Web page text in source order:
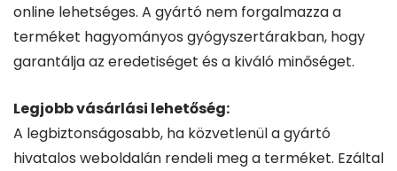
online lehetséges. A gyártó nem forgalmazza a
terméket hagyományos gyógyszertárakban, hogy
garantálja az eredetiséget és a kiváló minőséget.
Legjobb vásárlási lehetőség:
A legbiztonságosabb, ha közvetlenül a gyártó
hivatalos weboldalán rendeli meg a terméket. Ezáltal